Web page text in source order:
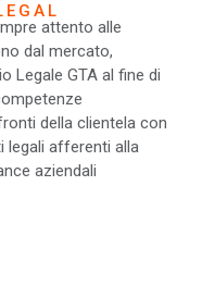
attento alle
dal mercato,
Legale GTA al fine di
della clientela con
legali afferenti alla
aziendali